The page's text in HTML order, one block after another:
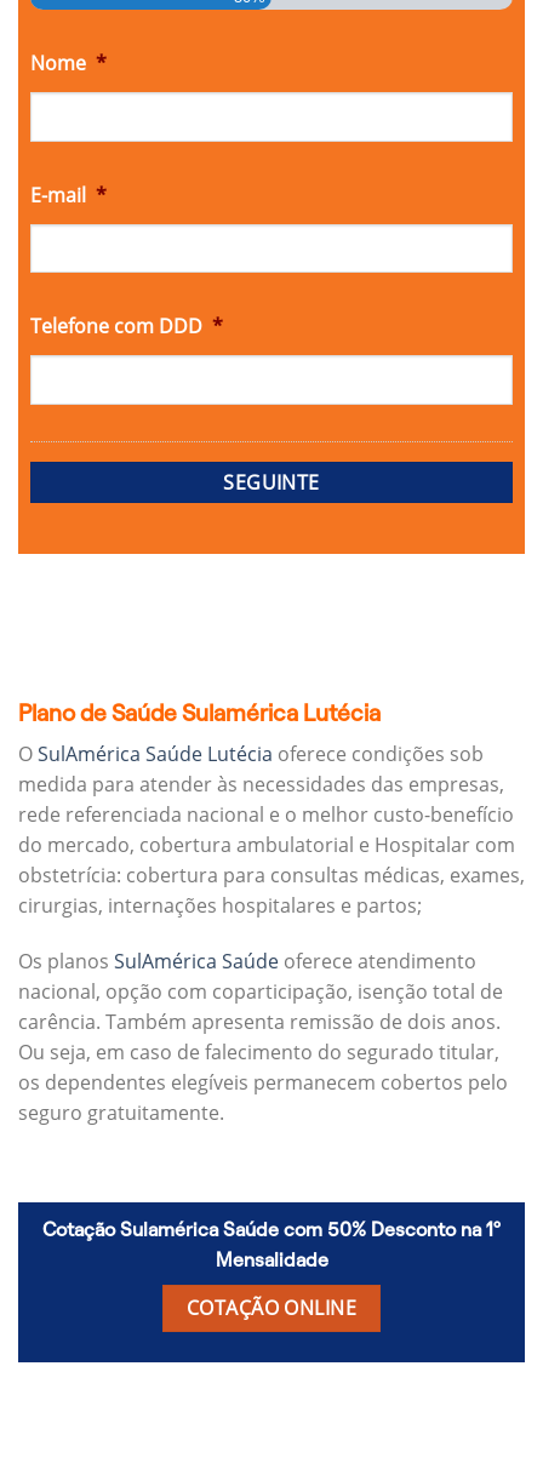
Nome *
E-mail *
Telefone com DDD *
Plano de Saúde Sulamérica Lutécia
OSulAmérica Saúde Lutécia oferece condições sob
medida para atender às necessidades das empresas,
rede referenciada nacional e o melhor custo-benefício
do mercado, cobertura ambulatorial e Hospitalar com
obstetrícia: cobertura para consultas médicas, exames,
cirurgias, internações hospitalares e partos;
Os planos SulAmérica Saúde oferece atendimento
nacional, opção com coparticipação, isenção total de
carência. Também apresenta remissão de dois anos.
Ou seja, em caso de falecimento do segurado titular,
os dependentes elegíveis permanecem cobertos pelo
seguro gratuitamente.
Cotação Sulamérica Saúde com 50% Desconto na 1º
Mensalidade
COTAÇÃO ONLINE